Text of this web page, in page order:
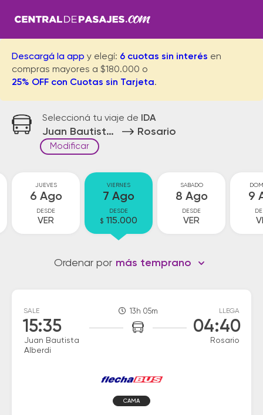
Descargá la app y elegí: 6 cuotas sin interés en
compras mayores a $180.000 o
25% OFF con Cuotas sin Tarjeta.
Seleccioná tu viaje de IDA
Juan Bautista Alberdi Rosario
Modificar
JUEVES
6 Ago
DESDE
VER
VIERNES
7 Ago
DESDE
$ 115.000
SABADO
8 Ago
DESDE
VER
9
Ordenar por más temprano
SALE
15:35
Juan Bautista
Alberdi
13h 05m LLEGA
04:40
Rosario
CAMA